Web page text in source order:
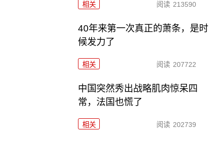
相关 阅读 213590
40年来第一次真正的萧条，是时
候发力了
相关 阅读 207722
中国突然秀出战略肌肉惊呆四
常，法国也慌了
相关 阅读 202739